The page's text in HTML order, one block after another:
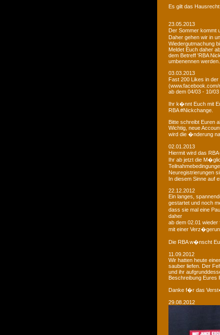
Es gilt das
23.05.2013
Der Sommer kommt
Daher gehen wir in
Wiedergutmachung
Meldet Euch daher
dem Betreff 'RBA
umbenennen
03.03.2013
Fast 200 Likes in
ab dem 04/03 - 10/
Ihr k�nnt Euch mit
RBA #Nickchange.
Bitte schreibt Euren
Wichtig, neue
wird die �nderung
02.01.2013
Hiermit wird das
Ihr ab jetzt die
Neuregistrierungen
In diesem Sinne auf
22.12.2012
Ein langes,
gestartet und noch
dass sie mal eine
daher
ab dem 02.01
mit einer
Die RBA w�nscht
11.09.2012
Wir hatten heute
sauber liefen. Der
und ihr
Beschreibung Eures
Danke f�r das
29.08.2012